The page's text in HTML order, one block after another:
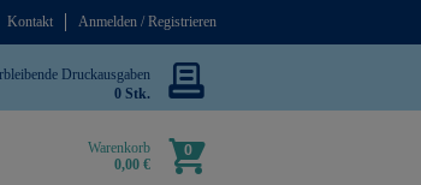
Kontakt Anmelden / Registrieren
Druckausgaben
0 Stk.
Warenkorb
0,00 €
0